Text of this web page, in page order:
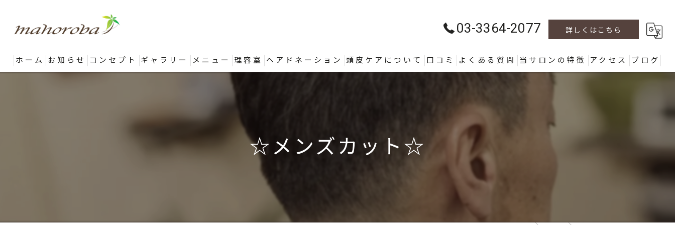
03-3364-2077 詳しくはこちら
ホーム お知らせ コンセプト ギャラリー メニュー 理容室 ヘアドネーション 頭皮ケアについて 口コミ よくある質問 当サロンの特徴 アクセス ブログ
☆メンズカット☆